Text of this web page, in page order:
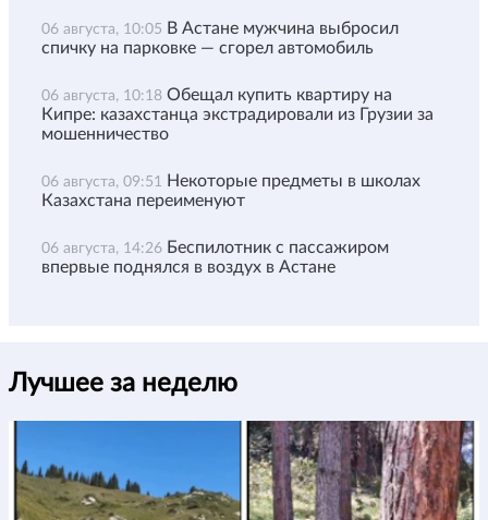
06 августа, 10:05 В Астане мужчина выбросил
спичку на парковке — сгорел автомобиль
06 августа, 10:18 Обещал купить квартиру на
Кипре: казахстанца экстрадировали из Грузии за
мошенничество
06 августа, 09:51 Некоторые предметы в школах
Казахстана переименуют
06 августа, 14:26 Беспилотник с пассажиром
впервые поднялся в воздух в Астане
Лучшее за неделю